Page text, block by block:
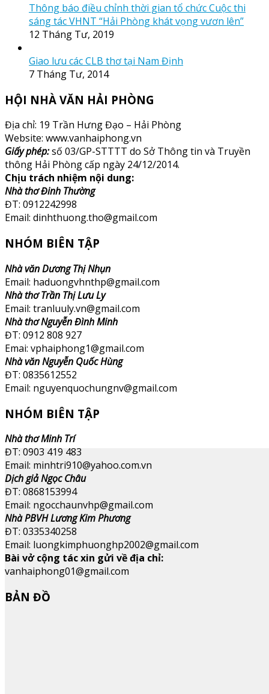
Thông báo điều chỉnh thời gian tổ chức Cuộc thi
sáng tác VHNT “Hải Phòng khát vọng vươn lên”
12 Tháng Tư, 2019
Giao lưu các CLB thơ tại Nam Định
7 Tháng Tư, 2014
HỘI NHÀ VĂN HẢI PHÒNG
Địa chỉ: 19 Trần Hưng Đạo – Hải Phòng
Website: www.vanhaiphong.vn
Giấy phép:số 03/GP-STTTT do Sở Thông tin và Truyền
thông Hải Phòng cấp ngày 24/12/2014.
Chịu trách nhiệm nội dung:
Nhà thơ Đinh Thường
ĐT: 0912242998
Email: dinhthuong.tho@gmail.com
NHÓM BIÊN TẬP
Nhà văn Dương Thị Nhụn
Email: haduongvhnthp@gmail.com
Nhà thơ Trần Thị Lưu Ly
Email: tranluuly.vn@gmail.com
Nhà thơ Nguyễn Đình Minh
ĐT: 0912 808 927
Emai: vphaiphong1@gmail.com
Nhà văn Nguyễn Quốc Hùng
ĐT: 0835612552
Email: nguyenquochungnv@gmail.com
NHÓM BIÊN TẬP
Nhà thơ Minh Trí
ĐT: 0903 419 483
Email: minhtri910@yahoo.com.vn
Dịch giả Ngọc Châu
ĐT: 0868153994
Email: ngocchaunvhp@gmail.com
Nhà PBVH Lương Kim Phương
ĐT: 0335340258
Email: luongkimphuonghp2002@gmail.com
Bài vở cộng tác xin gửi về địa chỉ:
vanhaiphong01@gmail.com
BẢN ĐỒ